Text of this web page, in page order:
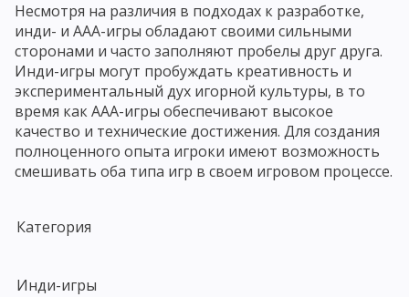
Несмотря на различия в подходах к разработке,
инди- и AAA-игры обладают своими сильными
сторонами и часто заполняют пробелы друг друга.
Инди-игры могут пробуждать креативность и
экспериментальный дух игорной культуры, в то
время как AAA-игры обеспечивают высокое
качество и технические достижения. Для создания
полноценного опыта игроки имеют возможность
смешивать оба типа игр в своем игровом процессе.
Категория
Инди-игры